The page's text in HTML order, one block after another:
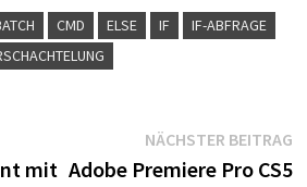
CMD ELSE IF
IF-ABFRAGE
mit
NÄCHSTER BEITRAG
Adobe Premiere Pro CS5